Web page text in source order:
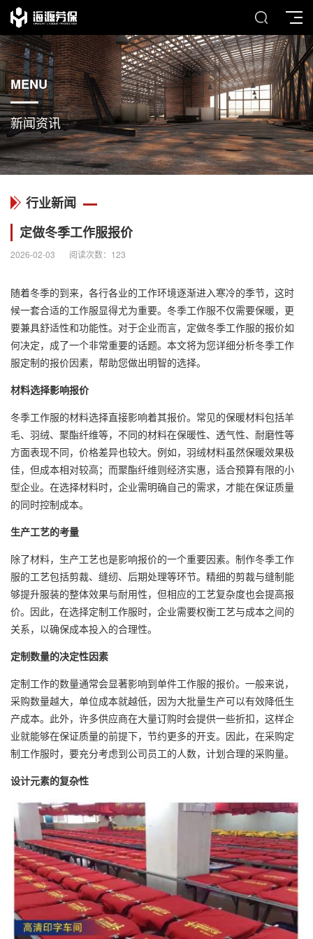
MENU
新闻资讯
行业新闻
定做冬季工作服报价
2026-02-03 阅读次数： 123
随着冬季的到来，各行各业的工作环境逐渐进入寒冷的季节，这时
候一套合适的工作服显得尤为重要。冬季工作服不仅需要保暖，更
要兼具舒适性和功能性。对于企业而言，定做冬季工作服的报价如
何决定，成了一个非常重要的话题。本文将为您详细分析冬季工作
服定制的报价因素，帮助您做出明智的选择。
材料选择影响报价
冬季工作服的材料选择直接影响着其报价。常见的保暖材料包括羊
毛、羽绒、聚酯纤维等，不同的材料在保暖性、透气性、耐磨性等
方面表现不同，价格差异也较大。例如，羽绒材料虽然保暖效果极
佳，但成本相对较高；而聚酯纤维则经济实惠，适合预算有限的小
型企业。在选择材料时，企业需明确自己的需求，才能在保证质量
的同时控制成本。
生产工艺的考量
除了材料，生产工艺也是影响报价的一个重要因素。制作冬季工作
服的工艺包括剪裁、缝纫、后期处理等环节。精细的剪裁与缝制能
够提升服装的整体效果与耐用性，但相应的工艺复杂度也会提高报
价。因此，在选择定制工作服时，企业需要权衡工艺与成本之间的
关系，以确保成本投入的合理性。
定制数量的决定性因素
定制工作的数量通常会显著影响到单件工作服的报价。一般来说，
采购数量越大，单位成本就越低，因为大批量生产可以有效降低生
产成本。此外，许多供应商在大量订购时会提供一些折扣，这样企
业就能够在保证质量的前提下，节约更多的开支。因此，在采购定
制工作服时，要充分考虑到公司员工的人数，计划合理的采购量。
设计元素的复杂性